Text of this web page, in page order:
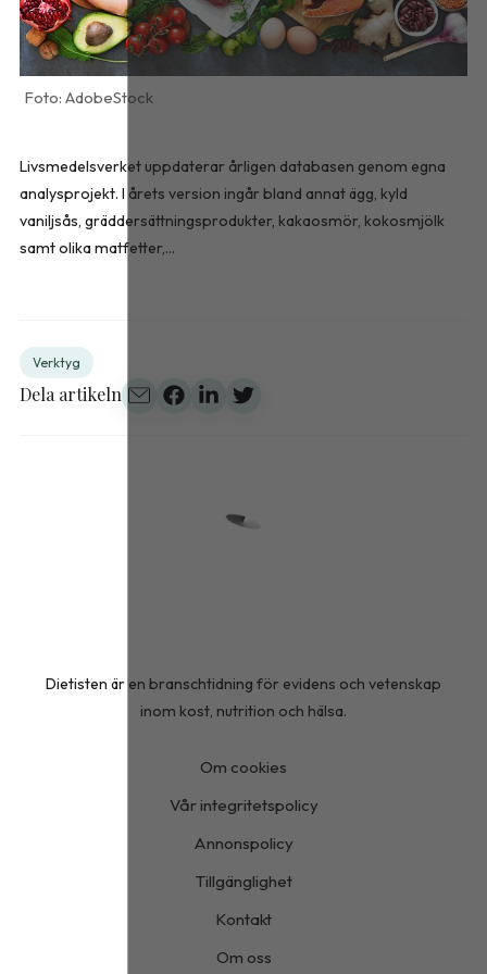
AdobeStock
Livsmedelsverket uppdaterar årligen databasen genom egna
analysprojekt. I årets version ingår bland annat ägg, kyld
vaniljsås, gräddersättningsprodukter, kakaosmör, kokosmjölk
samt olika matfetter,...
Verktyg
Dela artikeln
Dietisten är en branschtidning för evidens och vetenskap
inom kost, nutrition och hälsa.
Om cookies
Vår integritetspolicy
Annonspolicy
Tillgänglighet
Kontakt
Om oss